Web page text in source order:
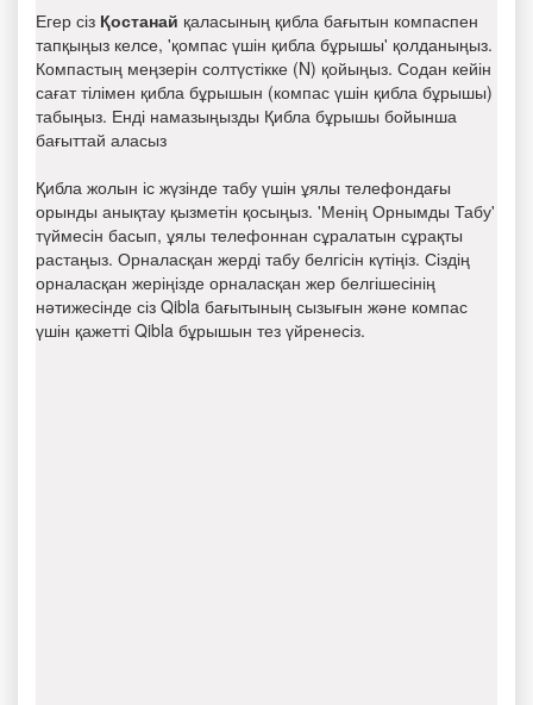
Егер сіз Қостанай қаласының қибла бағытын компаспен
тапқыңыз келсе, 'қомпас үшін қибла бұрышы' қолданыңыз.
Компастың меңзерін солтүстікке (N) қойыңыз. Содан кейін
сағат тілімен қибла бұрышын (компас үшін қибла бұрышы)
табыңыз. Енді намазыңызды Қибла бұрышы бойынша
бағыттай аласыз
Қибла жолын іс жүзінде табу үшін ұялы телефондағы
орынды анықтау қызметін қосыңыз. 'Менің Орнымды Табу'
түймесін басып, ұялы телефоннан сұралатын сұрақты
растаңыз. Орналасқан жерді табу белгісін күтіңіз. Сіздің
орналасқан жеріңізде орналасқан жер белгішесінің
нәтижесінде сіз Qibla бағытының сызығын және компас
үшін қажетті Qibla бұрышын тез үйренесіз.